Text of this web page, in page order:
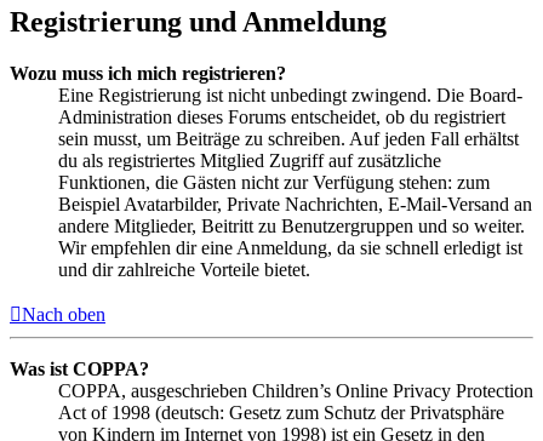
Registrierung und Anmeldung
Wozu muss ich mich registrieren?
Eine Registrierung ist nicht unbedingt zwingend. Die Board-
Administration dieses Forums entscheidet, ob du registriert
sein musst, um Beiträge zu schreiben. Auf jeden Fall erhältst
du als registriertes Mitglied Zugriff auf zusätzliche
Funktionen, die Gästen nicht zur Verfügung stehen: zum
Beispiel Avatarbilder, Private Nachrichten, E-Mail-Versand an
andere Mitglieder, Beitritt zu Benutzergruppen und so weiter.
Wir empfehlen dir eine Anmeldung, da sie schnell erledigt ist
und dir zahlreiche Vorteile bietet.
Nach oben
Was ist COPPA?
COPPA, ausgeschrieben Children’s Online Privacy Protection
Act of 1998 (deutsch: Gesetz zum Schutz der Privatsphäre
von Kindern im Internet von 1998) ist ein Gesetz in den